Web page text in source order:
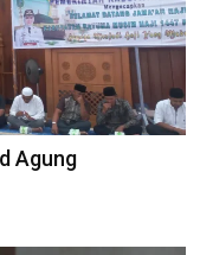
Agung